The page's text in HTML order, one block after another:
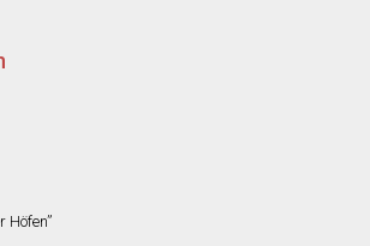
Höfen”